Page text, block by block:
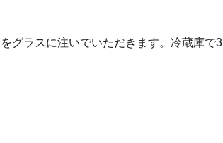
グラスに注いでいただきます。冷蔵庫で3